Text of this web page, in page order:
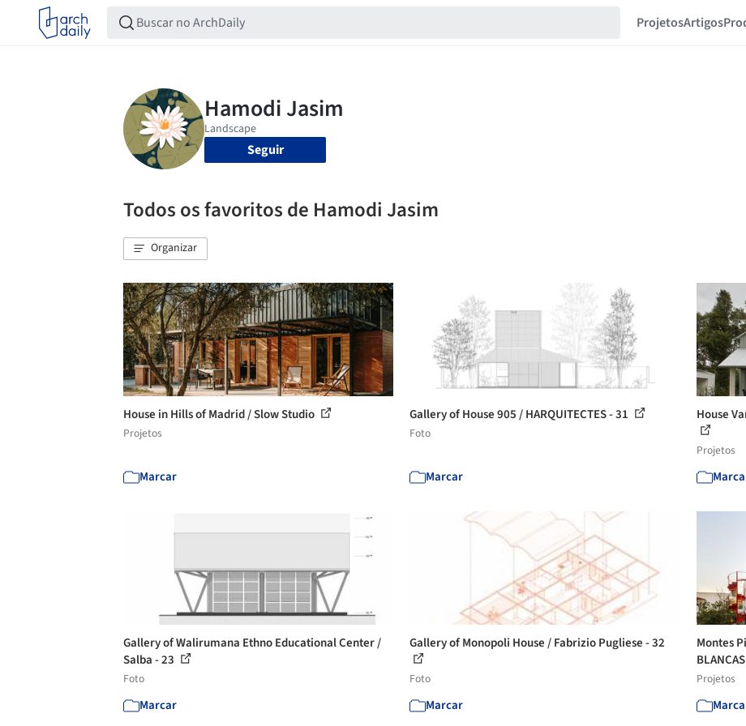
ProjetosArtigos
Seguir
Todos os favoritos de Hamodi Jasim
Organizar
House in Hills of Madrid / Slow Studio
Projetos
Marcar
Gallery of House 905 / HARQUITECTES - 31
Foto
Marcar
House
Projetos
Gallery of Walirumana Ethno Educational Center /
Salba - 23
Foto
Marcar
Gallery of Monopoli House / Fabrizio Pugliese - 32
Foto
Marcar
Montes
Projetos